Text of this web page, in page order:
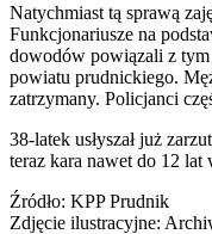
Natychmiast tą sprawą
Funkcjonariusze na
dowodów powiązali z tym
powiatu prudnickiego.
zatrzymany. Policjanci
38-latek usłyszał już
teraz kara nawet do 12 lat
Źródło: KPP Prudnik
Zdjęcie ilustracyjne: